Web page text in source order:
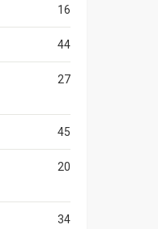
16
44
27
45
20
34